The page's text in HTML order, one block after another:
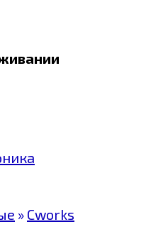
» Cworks